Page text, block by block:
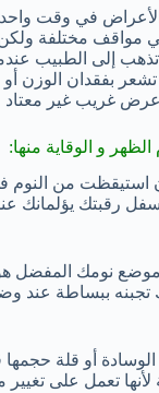
في وقت
مواقف مختلفة
إلى الطبيب
بفقدان الوزن
عرض غريب غير معتاد
و الوقاية منها:
استيقظت من النوم
رقبتك يؤلمانك
نومك المفضل
تجبنه ببساطة عند
أو قلة حجمها
لأنها تعمل على